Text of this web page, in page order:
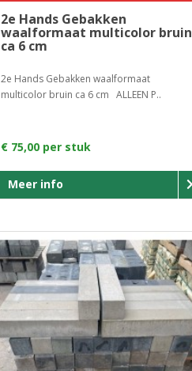
2e Hands Gebakken
waalformaat multicolor bruin
ca 6 cm
2e Hands Gebakken waalformaat
multicolor bruin ca 6 cm ALLEEN P..
€ 75,00 per stuk
Meer info